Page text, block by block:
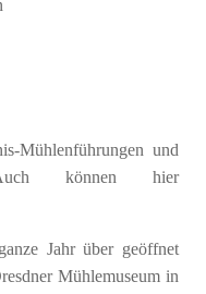
Mühlenführungen und
Auch können hier
Jahr über geöffnet
Mühlemuseum in